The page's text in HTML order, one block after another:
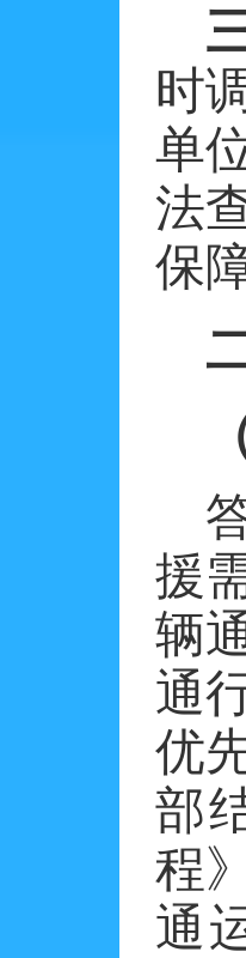
时
单
法
保
援
辆
通
优
部
程
通